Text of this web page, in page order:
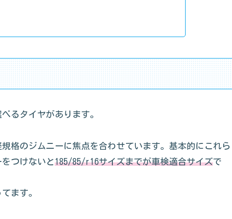
るタイヤがあります。
規格のジムニーに焦点を合わせています。基本的にこれら
つけないと185/85/r16サイズまでが車検適合サイズで
ます。